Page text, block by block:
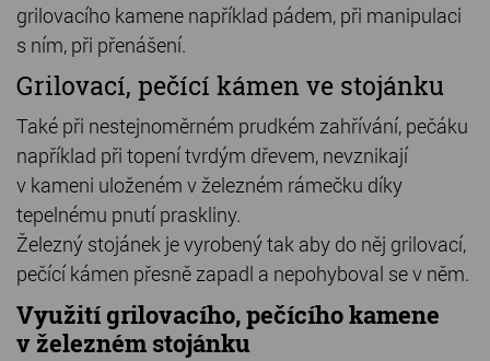
grilovacího kamene například pádem, při manipulaci
s ním, při přenášení.
Grilovací, pečící kámen ve stojánku
Také při nestejnoměrném prudkém zahřívání, pečáku
například při topení tvrdým dřevem, nevznikají
v kameni uloženém v železném rámečku díky
tepelnému pnutí praskliny.
Železný stojánek je vyrobený tak aby do něj grilovací,
pečící kámen přesně zapadl a nepohyboval se v něm.
Využití grilovacího, pečícího kamene
v železném stojánku